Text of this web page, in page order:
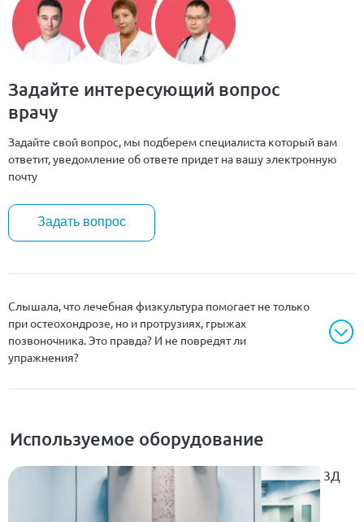
Слышала, что лечебная физкультура помогает не только
при остеохондрозе, но и протрузиях, грыжах
позвоночника. Это правда? И не повредят ли
упражнения?
Задайте интересующий вопрос
врачу
Задайте свой вопрос, мы подберем специалиста который вам
ответит, уведомление об ответе придет на вашу электронную
почту
Задать вопрос
Используемое оборудование
3Д